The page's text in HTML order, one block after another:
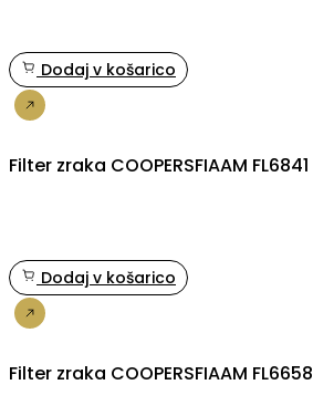
Dodaj v košarico
Filter zraka COOPERSFIAAM FL6841
Dodaj v košarico
Filter zraka COOPERSFIAAM FL6658